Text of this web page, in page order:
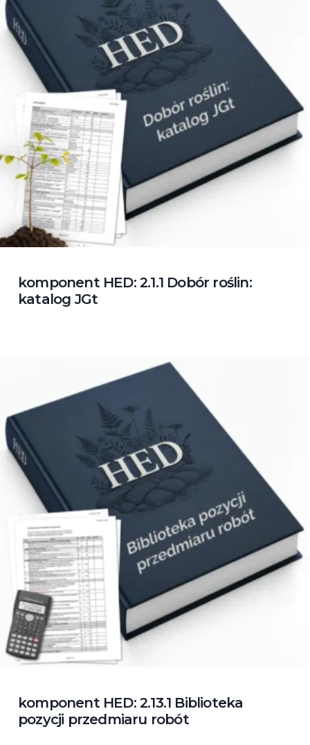
komponent HED: 2.1.1 Dobór roślin:
katalog JGt
komponent HED: 2.13.1 Biblioteka
pozycji przedmiaru robót